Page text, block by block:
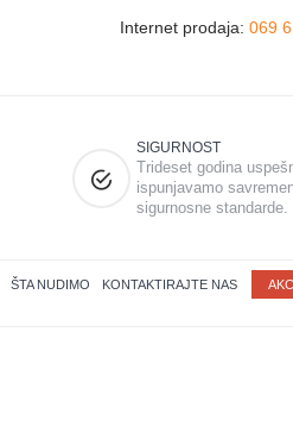
Internet prodaja: 069
SIGURNOST
Trideset godina
ispunjavamo
sigurnosne standarde.
ŠTA NUDIMO KONTAKTIRAJTE NAS